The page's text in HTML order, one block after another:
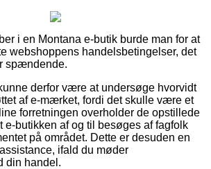
i en Montana e-butik burde man for at
webshoppens handelsbetingelser, det
spændende.
derfor være at undersøge hvorvidt
af e-mærket, fordi det skulle være et
forretningen overholder de opstillede
e-butikken af og til besøges af fagfolk
på området. Dette er desuden en
ifald du møder
din handel.